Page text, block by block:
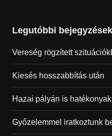
Legutóbbi bejegyzések
Vereség rögzített
Kiesés hosszabbítás után
Hazai pályán is
Győzelemmel iratkoztunk